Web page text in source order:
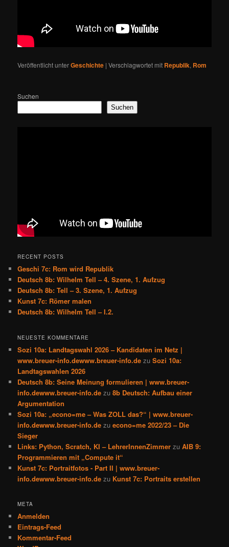
Veröffentlicht unterGeschichte |Verschlagwortet mit Republik, Rom
Suchen
Suchen
RECENT POSTS
Geschi 7c: Rom wird Republik
Deutsch 8b: Wilhelm Tell – 4. Szene, 1. Aufzug
Deutsch 8b: Tell – 3. Szene, 1. Aufzug
Kunst 7c: Römer malen
Deutsch 8b: Wilhelm Tell – I.2.
NEUESTE KOMMENTARE
Sozi 10a: Landtagswahl 2026 – Kandidaten im Netz |
www.breuer-info.dewww.breuer-info.de zuSozi 10a:
Landtagswahlen 2026
Deutsch 8b: Seine Meinung formulieren | www.breuer-
info.dewww.breuer-info.de zu8b Deutsch: Aufbau einer
Argumentation
Sozi 10a: „econo=me – Was ZOLL das?“ | www.breuer-
info.dewww.breuer-info.de zuecono=me 2022/23 – Die
Sieger
Links: Python, Scratch, KI – LehrerInnenZimmer zuAIB 9:
Programmieren mit „Compute it“
Kunst 7c: Portraitfotos - Part II | www.breuer-
info.dewww.breuer-info.de zu Kunst 7c: Portraits erstellen
META
Anmelden
Eintrags-Feed
Kommentar-Feed